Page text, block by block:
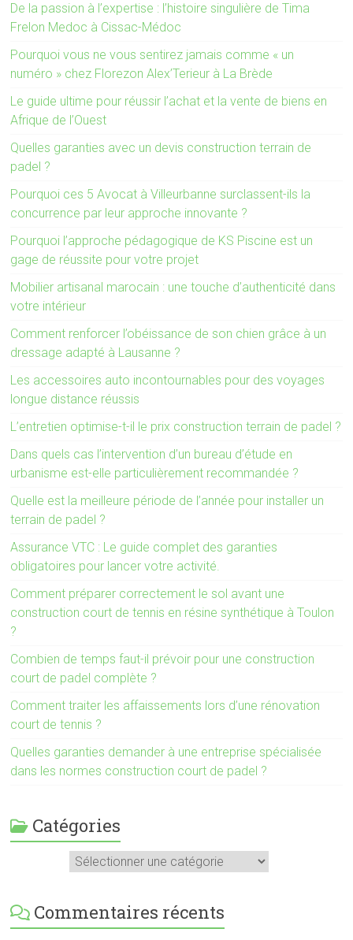
De la passion à l’expertise : l’histoire singulière de Tima
Frelon Medoc à Cissac-Médoc
Pourquoi vous ne vous sentirez jamais comme « un
numéro » chez Florezon Alex’Terieur à La Brède
Le guide ultime pour réussir l’achat et la vente de biens en
Afrique de l’Ouest
Quelles garanties avec un devis construction terrain de
padel ?
Pourquoi ces 5 Avocat à Villeurbanne surclassent-ils la
concurrence par leur approche innovante ?
Pourquoi l’approche pédagogique de KS Piscine est un
gage de réussite pour votre projet
Mobilier artisanal marocain : une touche d’authenticité dans
votre intérieur
Comment renforcer l’obéissance de son chien grâce à un
dressage adapté à Lausanne ?
Les accessoires auto incontournables pour des voyages
longue distance réussis
L’entretien optimise-t-il le prix construction terrain de padel ?
Dans quels cas l’intervention d’un bureau d’étude en
urbanisme est-elle particulièrement recommandée ?
Quelle est la meilleure période de l’année pour installer un
terrain de padel ?
Assurance VTC : Le guide complet des garanties
obligatoires pour lancer votre activité.
Comment préparer correctement le sol avant une
construction court de tennis en résine synthétique à Toulon
?
Combien de temps faut-il prévoir pour une construction
court de padel complète ?
Comment traiter les affaissements lors d’une rénovation
court de tennis ?
Quelles garanties demander à une entreprise spécialisée
dans les normes construction court de padel ?
Catégories
Commentaires récents